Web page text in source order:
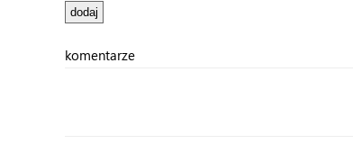
komentarze